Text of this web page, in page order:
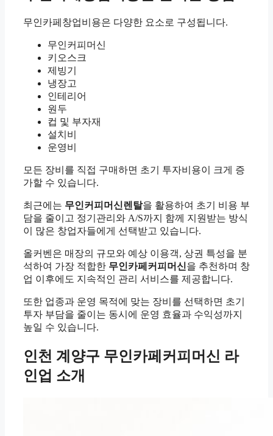
무인카페창업비용은 다양한 요소로 구성됩니다.
무인커피머신
키오스크
제빙기
냉장고
인테리어
원두
컵 및 부자재
설치비
운영비
모든 장비를 직접 구매하면 초기 투자비용이 크게 증
가할 수 있습니다.
최근에는 무인커피머신렌탈을 활용하여 초기 비용 부
담을 줄이고 정기관리와 A/S까지 함께 지원받는 방식
이 많은 창업자들에게 선택받고 있습니다.
올커벤은 매장의 규모와 예상 이용객, 상권 특성을 분
석하여 가장 적합한 무인카페커피머신을 추천하며 창
업 이후에도 지속적인 관리 서비스를 제공합니다.
또한 업종과 운영 목적에 맞는 장비를 선택하면 초기
투자 부담을 줄이는 동시에 운영 효율과 수익성까지
높일 수 있습니다.
인천 계양구 무인카페커피머신 라
인업 소개